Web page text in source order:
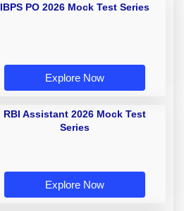
IBPS PO 2026 Mock Test Series
Explore Now
RBI Assistant 2026 Mock Test
Series
Explore Now